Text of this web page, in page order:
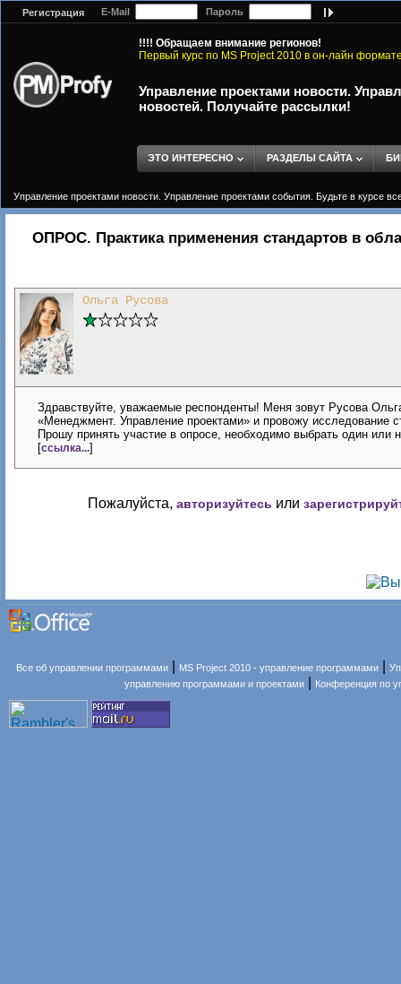
Регистрация E-Mail Пароль
!!!! Обращаем внимание регионов!
Первый курс по MS Project 2010 в он-лайн
Управление проектами новости.
новостей. Получайте рассылки!
ЭТО ИНТЕРЕСНО РАЗДЕЛЫ САЙТА
Управление проектами новости. Управление проектами события. Будьте в курсе
ОПРОС. Практика применения стандартов в
Ольга Русова
Здравствуйте, уважаемые респонденты! Меня зовут Русова
«Менеджмент. Управление проектами» и провожу исследование
Прошу принять участие в опросе, необходимо выбрать один или
[ссылка...]
Пожалуйста, авторизуйтесь или
Все об управлении программами MS Project 2010 - управление программами
управлению программами и проектами
Конференция по